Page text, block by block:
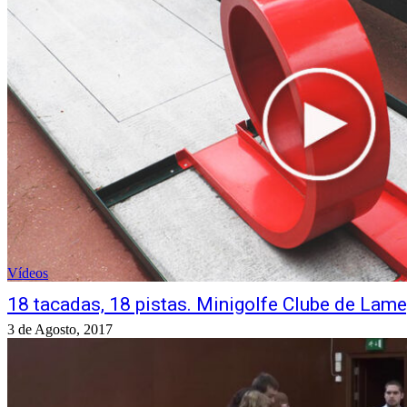
Vídeos
18 tacadas, 18 pistas. Minigolfe Clube de
3 de Agosto, 2017